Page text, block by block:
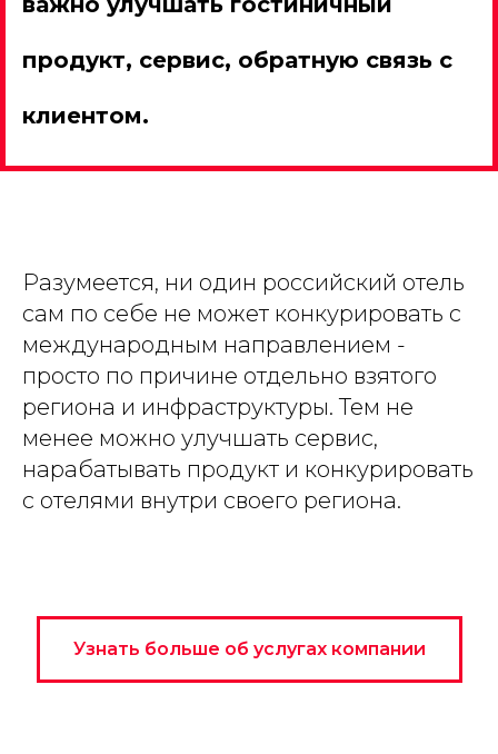
продукт, сервис, обратную связь с
клиентом.
Разумеется, ни один российский отель
сам по себе не может конкурировать с
международным направлением -
просто по причине отдельно взятого
региона и инфраструктуры. Тем не
менее можно улучшать сервис,
нарабатывать продукт и конкурировать
с отелями внутри своего региона.
Узнать больше об услугах компании